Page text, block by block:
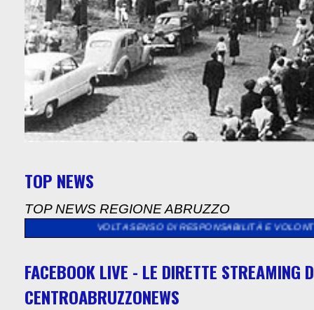
TOP NEWS
TOP NEWS REGIONE ABRUZZO
SENSO DI RESPONSABILITÀ E VOLONTÀ DI
FACEBOOK LIVE - LE DIRETTE STREAMING
CENTROABRUZZONEWS